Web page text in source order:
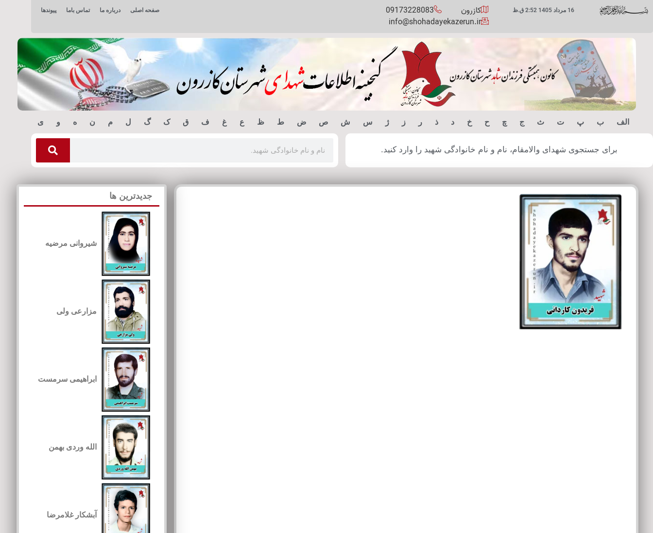
16 مرداد 1405 2:52 ق.ظ کازرون
09173228083
info@shohadayekazerun.ir
صفحه اصلی درباره ما تماس باما پیوندها
الف ب پ ت ث ج چ ح خ د ذ ر ز ژ س ش ص ض ط ظ ع غ ف ق ک گ ل م ن ه و ی
برای جستجوی شهدای والامقام، نام و نام خانوادگی شهید را وارد کنید.
جدیدترین ها
شیروانی مرضیه
مزارعی ولی
ابراهیمی سرمست
الله وردی بهمن
آبشکار غلامرضا